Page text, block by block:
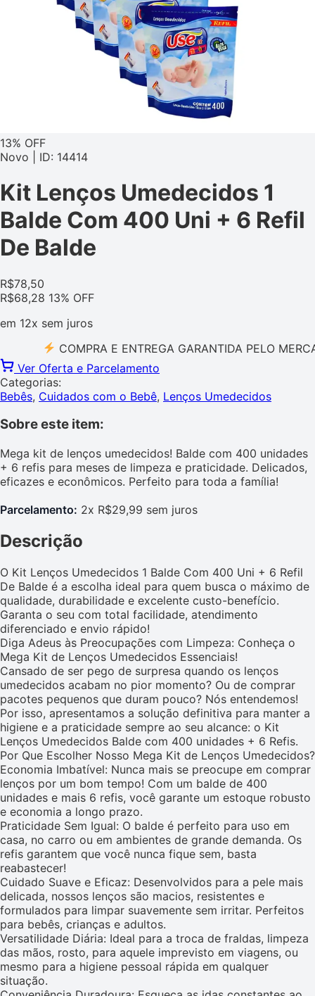
13% OFF
Novo | ID: 14414
Kit Lenços Umedecidos 1
Balde Com 400 Uni + 6 Refil
De Balde
R$78,50
R$68,28 13% OFF
em 12x sem juros
COMPRA E ENTREGA GARANTIDA PELO MERCADO
Ver Oferta e Parcelamento
Categorias:
Bebês, Cuidados com o Bebê, Lenços Umedecidos
Sobre este item:
Mega kit de lenços umedecidos! Balde com 400 unidades
+ 6 refis para meses de limpeza e praticidade. Delicados,
eficazes e econômicos. Perfeito para toda a família!
Parcelamento: 2x R$29,99 sem juros
Descrição
O Kit Lenços Umedecidos 1 Balde Com 400 Uni + 6 Refil
De Balde é a escolha ideal para quem busca o máximo de
qualidade, durabilidade e excelente custo-benefício.
Garanta o seu com total facilidade, atendimento
diferenciado e envio rápido!
Diga Adeus às Preocupações com Limpeza: Conheça o
Mega Kit de Lenços Umedecidos Essenciais!
Cansado de ser pego de surpresa quando os lenços
umedecidos acabam no pior momento? Ou de comprar
pacotes pequenos que duram pouco? Nós entendemos!
Por isso, apresentamos a solução definitiva para manter a
higiene e a praticidade sempre ao seu alcance: o Kit
Lenços Umedecidos Balde com 400 unidades + 6 Refis.
Por Que Escolher Nosso Mega Kit de Lenços Umedecidos?
Economia Imbatível: Nunca mais se preocupe em comprar
lenços por um bom tempo! Com um balde de 400
unidades e mais 6 refis, você garante um estoque robusto
e economia a longo prazo.
Praticidade Sem Igual: O balde é perfeito para uso em
casa, no carro ou em ambientes de grande demanda. Os
refis garantem que você nunca fique sem, basta
reabastecer!
Cuidado Suave e Eficaz: Desenvolvidos para a pele mais
delicada, nossos lenços são macios, resistentes e
formulados para limpar suavemente sem irritar. Perfeitos
para bebês, crianças e adultos.
Versatilidade Diária: Ideal para a troca de fraldas, limpeza
das mãos, rosto, para aquele imprevisto em viagens, ou
mesmo para a higiene pessoal rápida em qualquer
situação.